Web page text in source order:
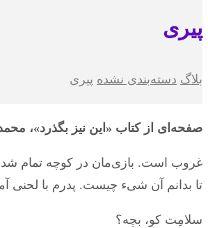
پیری
بلاگ دسته‌بندی نشده پیری
صفحه‌ای از کتاب «این نیز بگذرد»،
غروب است. بازی‌مان در کوچه تمام
تا بدانم آن شیء چیست. پدرم با لحنی
سلامِت کو، بچه؟